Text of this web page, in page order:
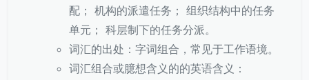
配； 机构的派遣任务； 组织结构中的任务
单元； 科层制下的任务分派。
词汇的出处：字词组合，常见于工作语境。
词汇组合或臆想含义的的英语含义：